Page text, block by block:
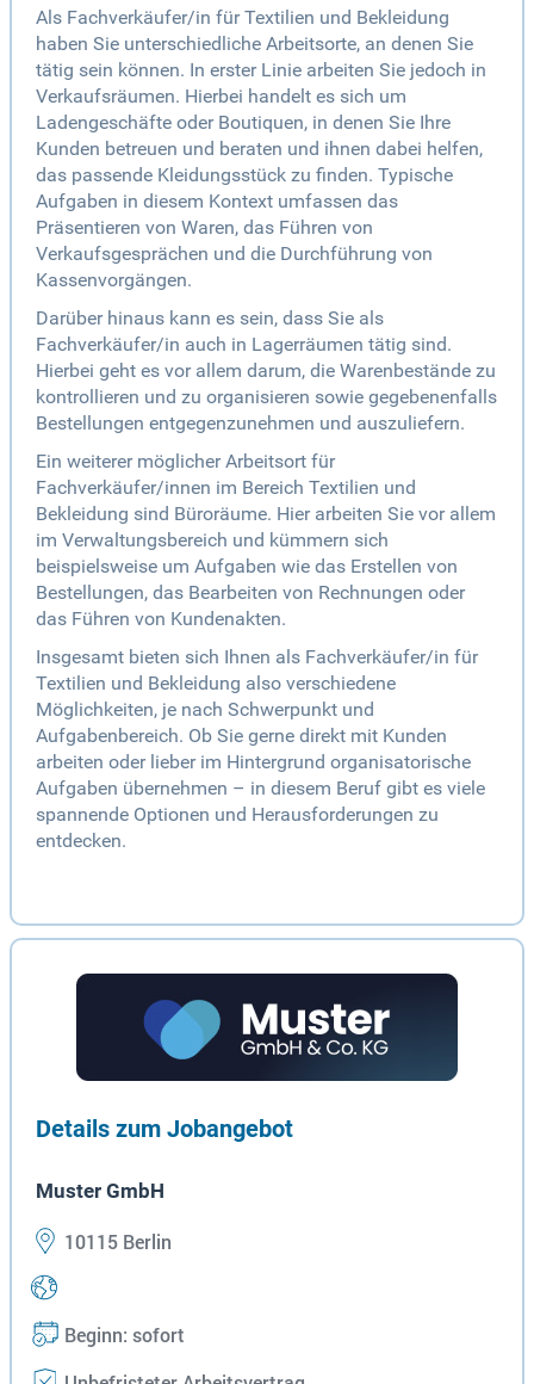
Als Fachverkäufer/in für Textilien und Bekleidung
haben Sie unterschiedliche Arbeitsorte, an denen Sie
tätig sein können. In erster Linie arbeiten Sie jedoch in
Verkaufsräumen. Hierbei handelt es sich um
Ladengeschäfte oder Boutiquen, in denen Sie Ihre
Kunden betreuen und beraten und ihnen dabei helfen,
das passende Kleidungsstück zu finden. Typische
Aufgaben in diesem Kontext umfassen das
Präsentieren von Waren, das Führen von
Verkaufsgesprächen und die Durchführung von
Kassenvorgängen.
Darüber hinaus kann es sein, dass Sie als
Fachverkäufer/in auch in Lagerräumen tätig sind.
Hierbei geht es vor allem darum, die Warenbestände zu
kontrollieren und zu organisieren sowie gegebenenfalls
Bestellungen entgegenzunehmen und auszuliefern.
Ein weiterer möglicher Arbeitsort für
Fachverkäufer/innen im Bereich Textilien und
Bekleidung sind Büroräume. Hier arbeiten Sie vor allem
im Verwaltungsbereich und kümmern sich
beispielsweise um Aufgaben wie das Erstellen von
Bestellungen, das Bearbeiten von Rechnungen oder
das Führen von Kundenakten.
Insgesamt bieten sich Ihnen als Fachverkäufer/in für
Textilien und Bekleidung also verschiedene
Möglichkeiten, je nach Schwerpunkt und
Aufgabenbereich. Ob Sie gerne direkt mit Kunden
arbeiten oder lieber im Hintergrund organisatorische
Aufgaben übernehmen – in diesem Beruf gibt es viele
spannende Optionen und Herausforderungen zu
entdecken.
Details zum Jobangebot
Muster GmbH
10115 Berlin
Beginn: sofort